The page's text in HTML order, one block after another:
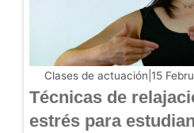
Clases de actuación 15
​​Técnicas de
estrés para